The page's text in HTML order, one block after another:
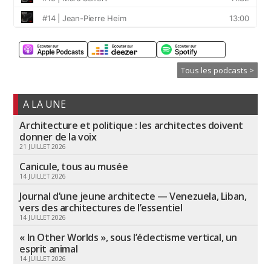
Tous les podcasts >
A LA UNE
Architecture et politique : les architectes doivent
donner de la voix
21 JUILLET 2026
Canicule, tous au musée
14 JUILLET 2026
Journal d’une jeune architecte — Venezuela, Liban,
vers des architectures de l’essentiel
14 JUILLET 2026
« In Other Worlds », sous l’éclectisme vertical, un
esprit animal
14 JUILLET 2026